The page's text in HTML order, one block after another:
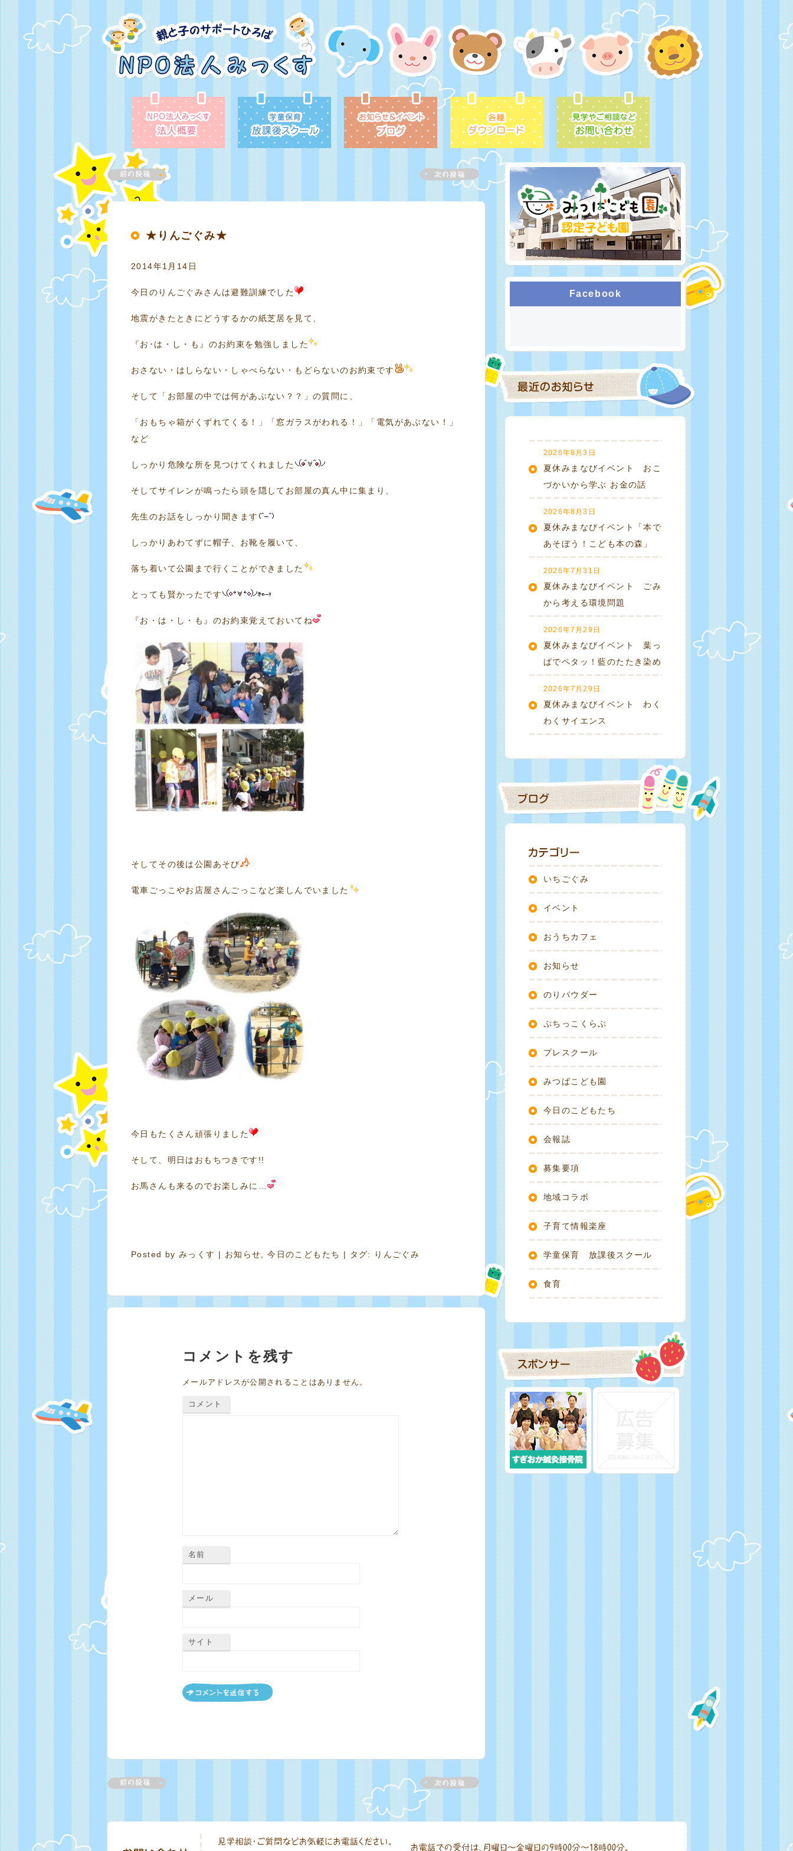
★りんごぐみ★
2014年1月14日
今日のりんごぐみさんは避難訓練でした
地震がきたときにどうするかの紙芝居を見て、
『お･は・し・も』のお約束を勉強しました
おさない・はしらない・しゃべらない・もどらないのお約束です
そして「お部屋の中では何があぶない？？」の質問に、
「おもちゃ箱がくずれてくる！」「窓ガラスがわれる！」「電気があぶない！」
など
しっかり危険な所を見つけてくれました
そしてサイレンが鳴ったら頭を隠してお部屋の真ん中に集まり、
先生のお話をしっかり聞きます
しっかりあわてずに帽子、お靴を履いて、
落ち着いて公園まで行くことができました
とっても賢かったです
『お・は・し・も』のお約束覚えておいてね
そしてその後は公園あそび
電車ごっこやお店屋さんごっこなど楽しんでいました
今日もたくさん頑張りました
そして、明日はおもちつきです!!
お馬さんも来るのでお楽しみに…
Posted byみっくす | お知らせ ,今日のこどもたち | タグ: りんごぐみ
コメントを残す
メールアドレスが公開されることはありません。
コメント
名前
メール
サイト
Facebook
2026年8月3日
夏休みまなびイベント おこ
づかいから学ぶ お金の話
2026年8月3日
夏休みまなびイベント「本で
あそぼう！こども本の森」
2026年7月31日
夏休みまなびイベント ごみ
から考える環境問題
2026年7月29日
夏休みまなびイベント 葉っ
ぱでペタッ！藍のたたき染め
2026年7月29日
夏休みまなびイベント わく
わくサイエンス
いちごぐみ
イベント
おうちカフェ
お知らせ
のりパウダー
ぷちっこくらぶ
プレスクール
みつばこども園
今日のこどもたち
会報誌
募集要項
地域コラボ
子育て情報楽座
学童保育 放課後スクール
食育